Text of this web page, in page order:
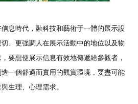
時代，融科技和藝術于一體的展示設
、更強調人在展示活動中的地位以及物
要想使展示信息有效地傳遞給參觀者，
一個舒適而實用的觀賞環境，要盡可能
生理、心理需求。